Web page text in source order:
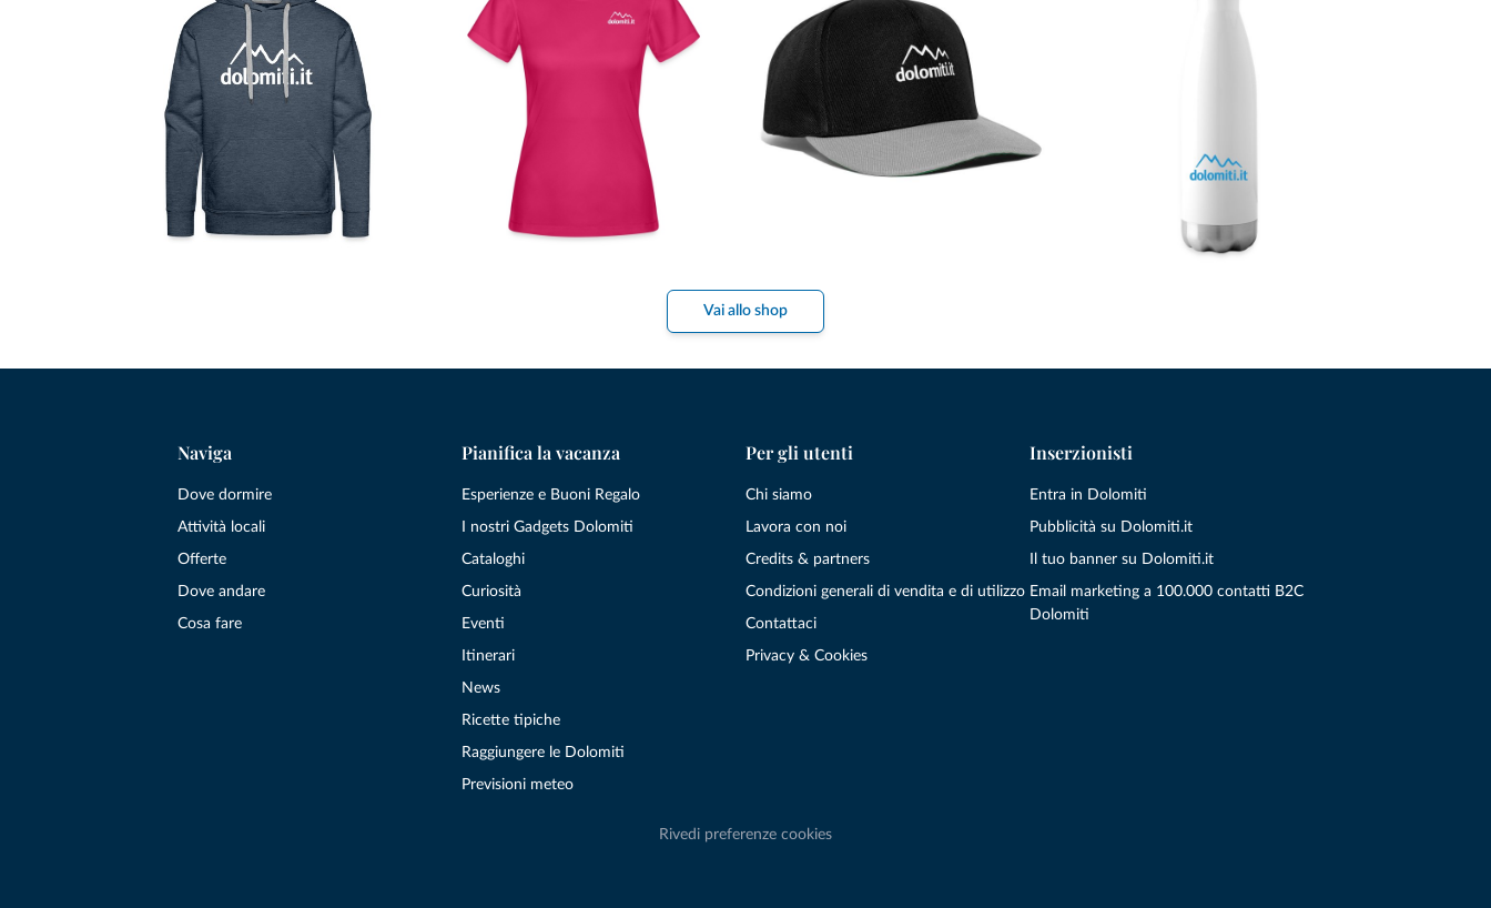
Vai allo shop
Naviga
Dove dormire
Attività locali
Offerte
Dove andare
Cosa fare
Pianifica la vacanza
Esperienze e Buoni Regalo
I nostri Gadgets Dolomiti
Cataloghi
Curiosità
Eventi
Itinerari
News
Ricette tipiche
Raggiungere le Dolomiti
Previsioni meteo
Per gli utenti
Chi siamo
Lavora con noi
Credits & partners
Condizioni generali di vendita e di utilizzo
Contattaci
Privacy & Cookies
Inserzionisti
Entra in Dolomiti
Pubblicità su Dolomiti.it
Il tuo banner su Dolomiti.it
Email marketing a 100.000 contatti B2C
Dolomiti
Rivedi preferenze cookies